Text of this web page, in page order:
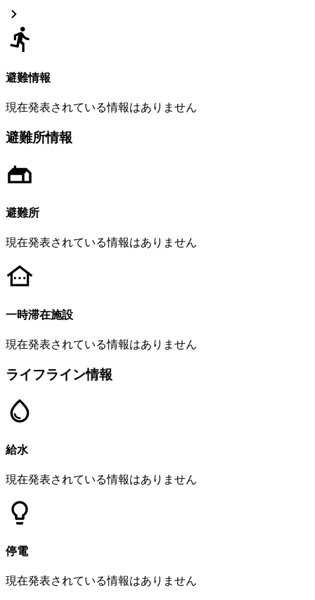
避難情報
現在発表されている情報はありません
避難所情報
避難所
現在発表されている情報はありません
一時滞在施設
現在発表されている情報はありません
ライフライン情報
給水
現在発表されている情報はありません
停電
現在発表されている情報はありません